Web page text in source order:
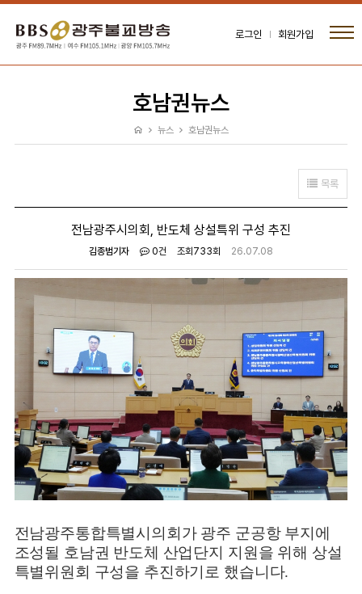
로그인 회원가입
호남권뉴스
뉴스 호남권뉴스
목록
전남광주시의회, 반도체 상설특위 구성 추진
김종범기자 0건 조회733회 26.07.08
전남광주통합특별시의회가 광주 군공항 부지에
조성될 호남권 반도체 산업단지 지원을 위해 상설
특별위원회 구성을 추진하기로 했습니다.